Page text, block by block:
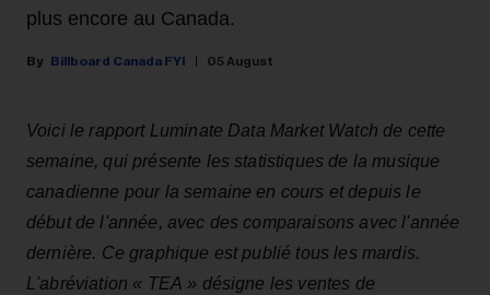
plus encore au Canada.
Billboard Canada FYI 05 August
Voici le rapport Luminate Data Market Watch de cette
semaine, qui présente les statistiques de la musique
canadienne pour la semaine en cours et depuis le
début de l'année, avec des comparaisons avec l'année
dernière. Ce graphique est publié tous les mardis.
L'abréviation « TEA » désigne les ventes de